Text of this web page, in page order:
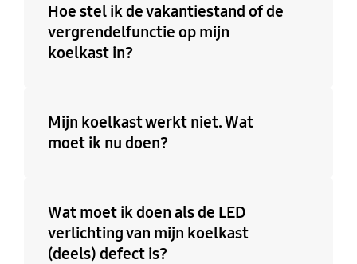
Hoe stel ik de vakantiestand of de
vergrendelfunctie op mijn
koelkast in?
Mijn koelkast werkt niet. Wat
moet ik nu doen?
Wat moet ik doen als de LED
verlichting van mijn koelkast
(deels) defect is?